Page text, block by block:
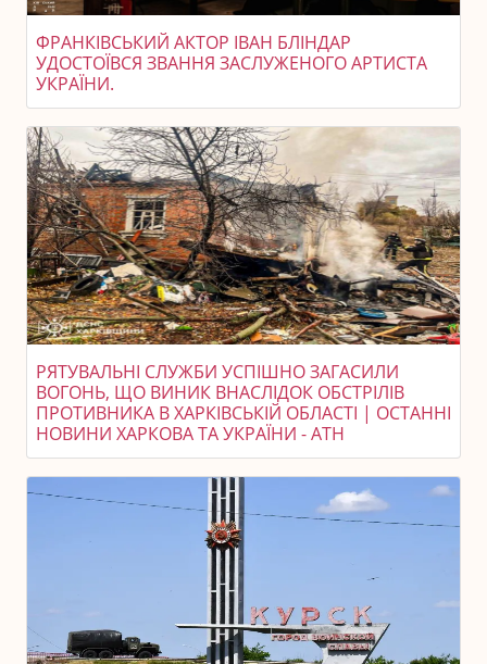
ФРАНКІВСЬКИЙ АКТОР ІВАН БЛІНДАР
УДОСТОЇВСЯ ЗВАННЯ ЗАСЛУЖЕНОГО АРТИСТА
УКРАЇНИ.
РЯТУВАЛЬНІ СЛУЖБИ УСПІШНО ЗАГАСИЛИ
ВОГОНЬ, ЩО ВИНИК ВНАСЛІДОК ОБСТРІЛІВ
ПРОТИВНИКА В ХАРКІВСЬКІЙ ОБЛАСТІ | ОСТАННІ
НОВИНИ ХАРКОВА ТА УКРАЇНИ - АТН